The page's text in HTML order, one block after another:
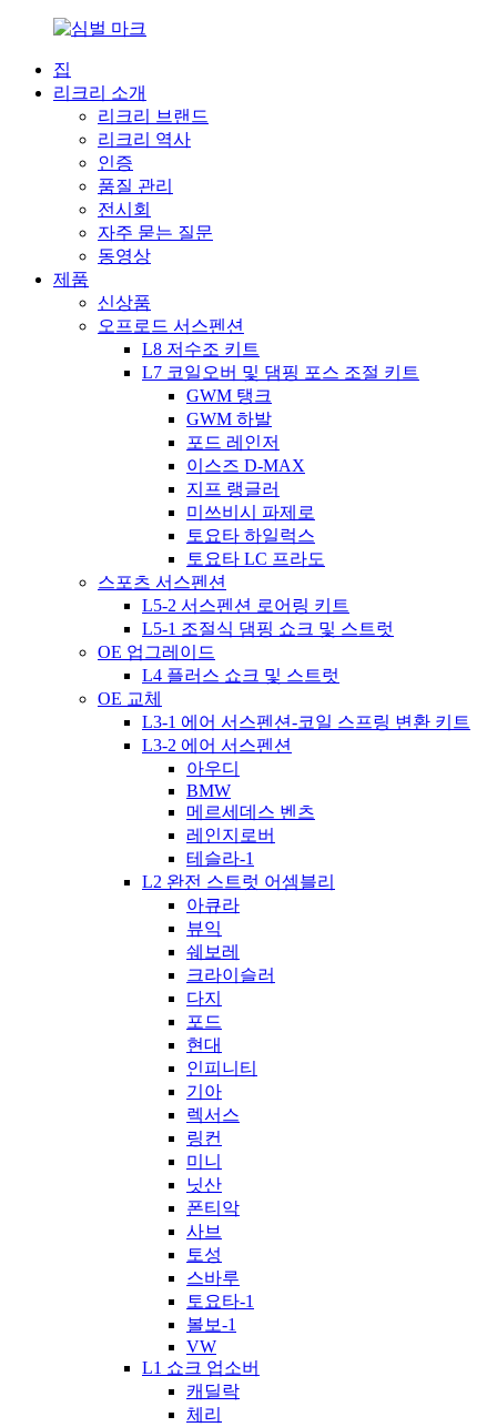
집
리크리 소개
리크리 브랜드
리크리 역사
인증
품질 관리
전시회
자주 묻는 질문
동영상
제품
신상품
오프로드 서스펜션
L8 저수조 키트
L7 코일오버 및 댐핑 포스 조절 키트
GWM 탱크
GWM 하발
포드 레인저
이스즈 D-MAX
지프 랭글러
미쓰비시 파제로
토요타 하일럭스
토요타 LC 프라도
스포츠 서스펜션
L5-2 서스펜션 로어링 키트
L5-1 조절식 댐핑 쇼크 및 스트럿
OE 업그레이드
L4 플러스 쇼크 및 스트럿
OE 교체
L3-1 에어 서스펜션-코일 스프링 변환 키트
L3-2 에어 서스펜션
아우디
BMW
메르세데스 벤츠
레인지로버
테슬라-1
L2 완전 스트럿 어셈블리
아큐라
뷰익
쉐보레
크라이슬러
다지
포드
현대
인피니티
기아
렉서스
링컨
미니
닛산
폰티악
사브
토성
스바루
토요타-1
볼보-1
VW
L1 쇼크 업소버
캐딜락
체리